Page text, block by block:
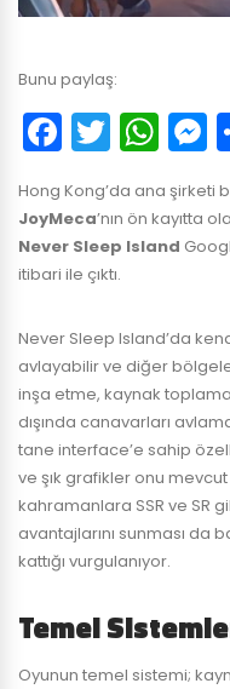
Bunu paylaş:
Hong Kong’da ana şirketi
JoyMeca’nın ön kayıtta
Never Sleep Island
itibari ile çıktı.
Never Sleep Island’da
avlayabilir ve diğer
inşa etme, kaynak
dışında canavarları
tane interface’e sahip
ve şık grafikler onu mevcut
kahramanlara SSR ve SR
avantajlarını sunması da
kattığı vurgulanıyor.
Temel
Oyunun temel sistemi;